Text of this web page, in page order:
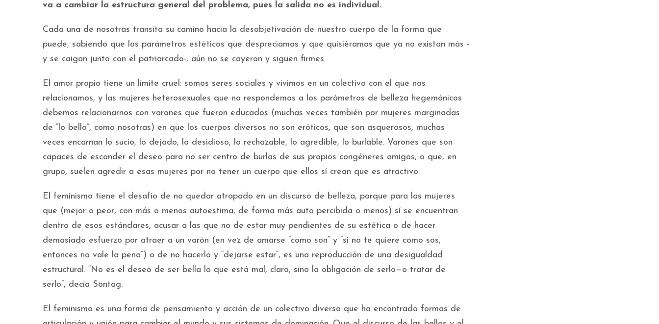
va a cambiar la estructura general del problema, pues la salida no es individual.
Cada una de nosotras transita su camino hacia la desobjetivación de nuestro cuerpo de la forma que
puede, sabiendo que los parámetros estéticos que despreciamos y que quisiéramos que ya no existan más -
y se caigan junto con el patriarcado-, aún no se cayeron y siguen firmes.
El amor propio tiene un límite cruel: somos seres sociales y vivimos en un colectivo con el que nos
relacionamos, y las mujeres heterosexuales que no respondemos a los parámetros de belleza hegemónicos
debemos relacionarnos con varones que fueron educados (muchas veces también por mujeres marginadas
de “lo bello”, como nosotras) en que los cuerpos diversos no son eróticos, que son asquerosos, muchas
veces encarnan lo sucio, lo dejado, lo desidioso, lo rechazable, lo agredible, lo burlable. Varones que son
capaces de esconder el deseo para no ser centro de burlas de sus propios congéneres amigos, o que, en
grupo, suelen agredir a esas mujeres por no tener un cuerpo que ellos sí crean que es atractivo.
El feminismo tiene el desafío de no quedar atrapado en un discurso de belleza, porque para las mujeres
que (mejor o peor, con más o menos autoestima, de forma más auto percibida o menos) sí se encuentran
dentro de esos estándares, acusar a las que no de estar muy pendientes de su estética o de hacer
demasiado esfuerzo por atraer a un varón (en vez de amarse “como son” y “si no te quiere como sos,
entonces no vale la pena”) o de no hacerlo y “dejarse estar”, es una reproducción de una desigualdad
estructural. “No es el deseo de ser bella lo que está mal, claro, sino la obligación de serlo—o tratar de
serlo”, decía Sontag.
El feminismo es una forma de pensamiento y acción de un colectivo diverso que ha encontrado formas de